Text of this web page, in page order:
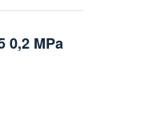
0,2 MPa